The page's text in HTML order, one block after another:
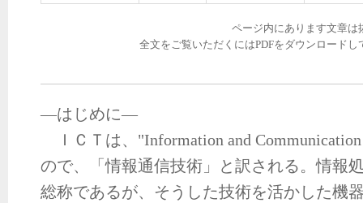
ページ内にあります文章は
全文をご覧いただくにはPDFをダウンロードし
―はじめに―
ＩＣＴは、"Information and
ので、「情報通信技術」と訳される。情報
総称であるが、そうした技術を活かした機